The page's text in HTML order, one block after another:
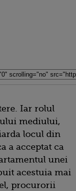
Iar rolul
mediului,
locul din
a acceptat ca
unei
acestuia mai
procurorii